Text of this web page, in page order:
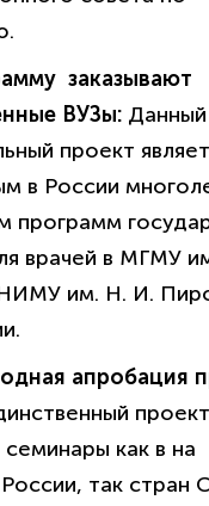
заказывают
ВУЗы: Данный
проект
в России
программ
врачей в МГМУ
им. Н. И.
апробация
как в на
так стран